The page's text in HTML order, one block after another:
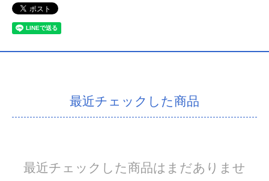
最近チェックした商品
最近チェックした商品はまだありませ